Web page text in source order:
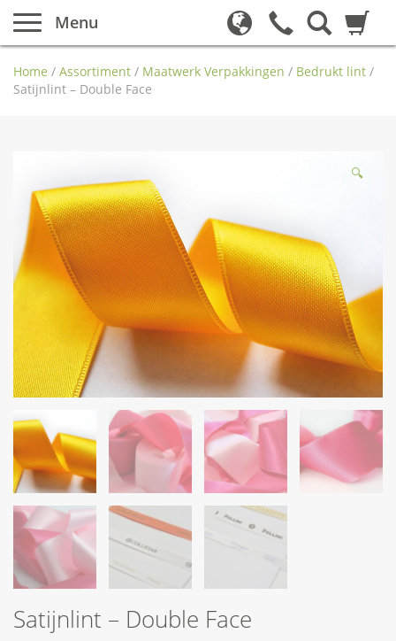
Menu
Home / Assortiment / Maatwerk Verpakkingen / Bedrukt lint /
Satijnlint – Double Face
🔍
Satijnlint – Double Face